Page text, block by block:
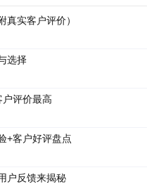
实客户评价）
选择
评价最高
+客户好评盘点
户反馈来揭秘